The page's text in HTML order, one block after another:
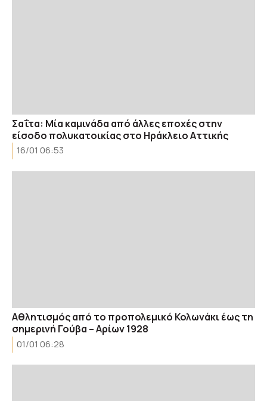
Σαΐτα: Μία καμινάδα από άλλες εποχές στην
είσοδο πολυκατοικίας στο Ηράκλειο Αττικής
16/01 06:53
Αθλητισμός από το προπολεμικό Κολωνάκι έως τη
σημερινή Γούβα – Αρίων 1928
01/01 06:28